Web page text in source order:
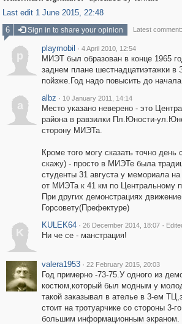
Last edit 1 June 2015, 22:48
6
Sign in to share your opinion Latest
p
playmobil · 4 April 2010, 12:54
МИЭТ был образован в конце 1965
заднем плане шестнадцатиэтажки в
пойзже.Год надо повысить до
a
albz · 10 January 2011, 14:14
Место указано неверено - это
района в равзилки Пл.Юности-
сторону МИЭТа.
Кроме того могу сказать точно день
скажу) - просто в МИЭТе была
студенты 31 августа у мемориала
от МИЭТа к 41 км по Центральному
При других демонстрациях
Горсовету(Префектуре)
K
KULEK64 · 26 December 2014, 18:07 ·
Ни че се - манстрация!
valera1953 · 22 February 2015, 20:03
Год примерно -73-75.У одного из
костюм,который был модным у
такой заказывал в ателье в 3-ем
стоит на тротуарчике со стороны
большим информационным экраном.